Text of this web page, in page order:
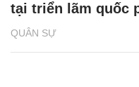
QUÂN SỰ
tại triển lãm quốc